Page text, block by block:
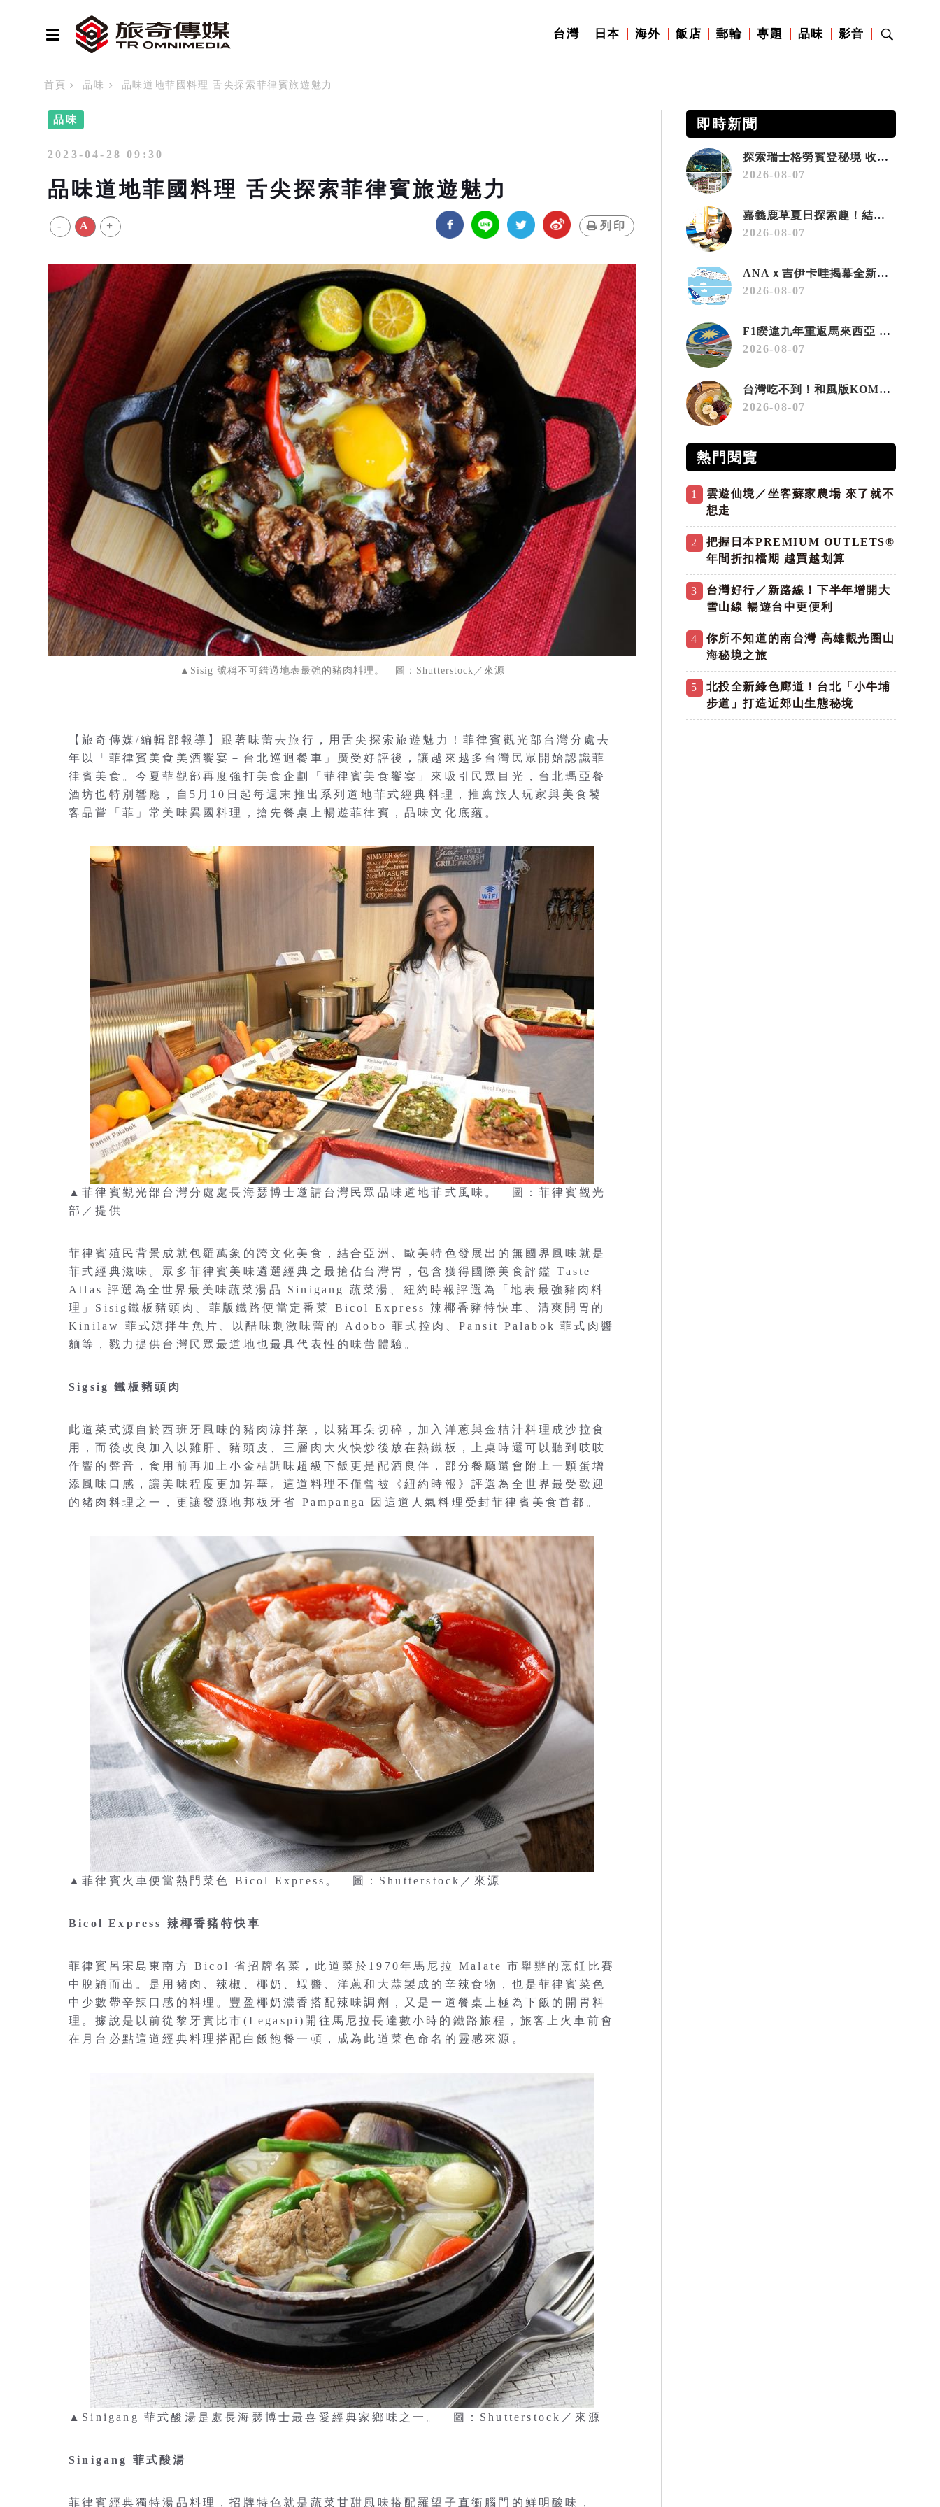
台灣 日本 海外 飯店 郵輪 專題 品味 影音
首頁 品味 品味道地菲國料理 舌尖探索菲律賓旅遊魅力
品味
2023-04-28 09:30
品味道地菲國料理 舌尖探索菲律賓旅遊魅力
- A + 列印
▲Sisig 號稱不可錯過地表最強的豬肉料理。 圖：Shutterstock／來源
【旅奇傳媒/編輯部報導】跟著味蕾去旅行，用舌尖探索旅遊魅力！菲律賓觀光部台灣分處去
年以「菲律賓美食美酒饗宴－台北巡迴餐車」廣受好評後，讓越來越多台灣民眾開始認識菲
律賓美食。今夏菲觀部再度強打美食企劃「菲律賓美食饗宴」來吸引民眾目光，台北瑪亞餐
酒坊也特別響應，自5月10日起每週末推出系列道地菲式經典料理，推薦旅人玩家與美食饕
客品嘗「菲」常美味異國料理，搶先餐桌上暢遊菲律賓，品味文化底蘊。
▲菲律賓觀光部台灣分處處長海瑟博士邀請台灣民眾品味道地菲式風味。 圖：菲律賓觀光
部／提供
菲律賓殖民背景成就包羅萬象的跨文化美食，結合亞洲、歐美特色發展出的無國界風味就是
菲式經典滋味。眾多菲律賓美味遴選經典之最搶佔台灣胃，包含獲得國際美食評鑑 Taste
Atlas 評選為全世界最美味蔬菜湯品 Sinigang 蔬菜湯、紐約時報評選為「地表最強豬肉料
理」Sisig鐵板豬頭肉、菲版鐵路便當定番菜 Bicol Express 辣椰香豬特快車、清爽開胃的
Kinilaw 菲式涼拌生魚片、以醋味刺激味蕾的 Adobo 菲式控肉、Pansit Palabok 菲式肉醬
麵等，戮力提供台灣民眾最道地也最具代表性的味蕾體驗。
Sigsig 鐵板豬頭肉
此道菜式源自於西班牙風味的豬肉涼拌菜，以豬耳朵切碎，加入洋蔥與金桔汁料理成沙拉食
用，而後改良加入以雞肝、豬頭皮、三層肉大火快炒後放在熱鐵板，上桌時還可以聽到吱吱
作響的聲音，食用前再加上小金桔調味超級下飯更是配酒良伴，部分餐廳還會附上一顆蛋增
添風味口感，讓美味程度更加昇華。這道料理不僅曾被《紐約時報》評選為全世界最受歡迎
的豬肉料理之一，更讓發源地邦板牙省 Pampanga 因這道人氣料理受封菲律賓美食首都。
▲菲律賓火車便當熱門菜色 Bicol Express。 圖：Shutterstock／來源
Bicol Express 辣椰香豬特快車
菲律賓呂宋島東南方 Bicol 省招牌名菜，此道菜於1970年馬尼拉 Malate 市舉辦的烹飪比賽
中脫穎而出。是用豬肉、辣椒、椰奶、蝦醬、洋蔥和大蒜製成的辛辣食物，也是菲律賓菜色
中少數帶辛辣口感的料理。豐盈椰奶濃香搭配辣味調劑，又是一道餐桌上極為下飯的開胃料
理。據說是以前從黎牙實比市(Legaspi)開往馬尼拉長達數小時的鐵路旅程，旅客上火車前會
在月台必點這道經典料理搭配白飯飽餐一頓，成為此道菜色命名的靈感來源。
▲Sinigang 菲式酸湯是處長海瑟博士最喜愛經典家鄉味之一。 圖：Shutterstock／來源
Sinigang 菲式酸湯
菲律賓經典獨特湯品料理，招牌特色就是蔬菜甘甜風味搭配羅望子直衝腦門的鮮明酸味，
即時新聞
探索瑞士格勞賓登秘境 收藏六種阿爾卑斯夏日療癒之旅
2026-08-07
嘉義鹿草夏日探索趣！結合科學、農場與自然的親子小旅行
2026-08-07
ANAｘ吉伊卡哇揭幕全新彩繪機「Chiikawa JET」
2026-08-07
F1睽違九年重返馬來西亞 三大國際賽事打造10月運動旅遊熱潮 賽車、自行車、路跑同週登場
2026-08-07
台灣吃不到！和風版KOMEDA咖啡讓你吃遍名古屋在地美食
2026-08-07
熱門閱覽
1
雲遊仙境／坐客蘇家農場 來了就不
想走
2
把握日本PREMIUM OUTLETS®
年間折扣檔期 越買越划算
3
台灣好行／新路線！下半年增開大
雪山線 暢遊台中更便利
4
你所不知道的南台灣 高雄觀光圈山
海秘境之旅
5
北投全新綠色廊道！台北「小牛埔
步道」打造近郊山生態秘境